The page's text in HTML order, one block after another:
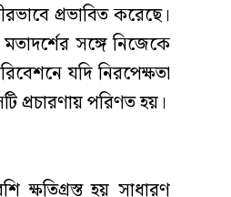
প্রভাবিত করেছে।
সঙ্গে নিজেকে
যদি নিরপেক্ষতা
প্রচারণায় পরিণত হয়।
ক্ষতিগ্রস্ত হয় সাধারণ